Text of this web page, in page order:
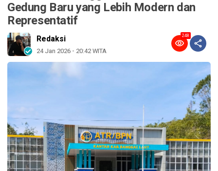
Gedung Baru yang Lebih Modern dan
Representatif
Redaksi
24 Jan 2026 - 20:42 WITA
248